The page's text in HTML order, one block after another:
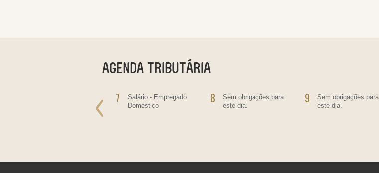
7
Salário - Empregado
Doméstico
8
Sem obrigações para
este dia.
9
Sem obrigações para
este dia.